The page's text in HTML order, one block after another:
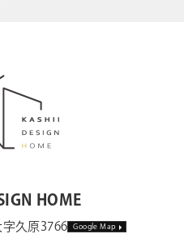
HOME
久原3766 Google Map